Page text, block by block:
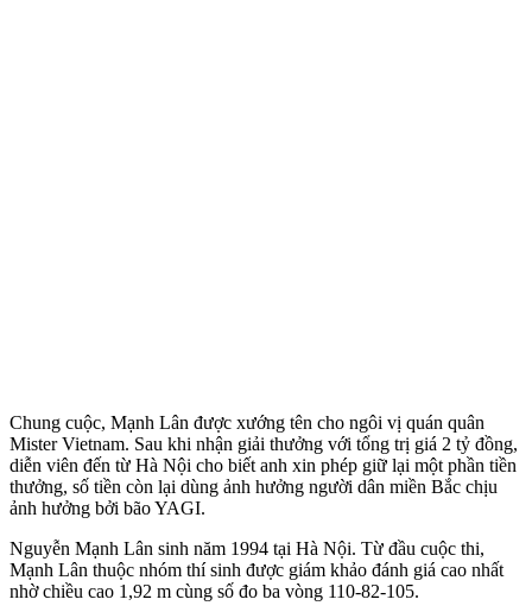
Chung cuộc, Mạnh Lân được xướng tên cho ngôi vị quán quân
Mister Vietnam. Sau khi nhận giải thưởng với tổng trị giá 2 tỷ đồng,
diễn viên đến từ Hà Nội cho biết anh xin phép giữ lại một phần tiền
thưởng, số tiền còn lại dùng ảnh hưởng người dân miền Bắc chịu
ảnh hưởng bởi bão YAGI.
Nguyễn Mạnh Lân sinh năm 1994 tại Hà Nội. Từ đầu cuộc thi,
Mạnh Lân thuộc nhóm thí sinh được giám khảo đánh giá cao nhất
nhờ chiều cao 1,92 m cùng số đo ba vòng 110-82-105.